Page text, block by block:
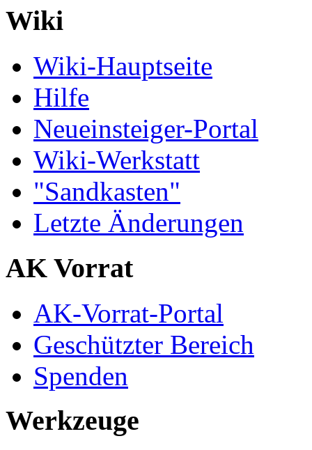
Wiki
Wiki-Hauptseite
Hilfe
Neueinsteiger-Portal
Wiki-Werkstatt
"Sandkasten"
Letzte Änderungen
AK Vorrat
AK-Vorrat-Portal
Geschützter Bereich
Spenden
Werkzeuge